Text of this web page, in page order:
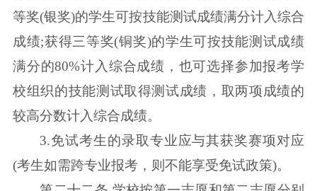
等奖(银奖)的学生可按技能测试成绩满分计入综合
成绩;获得三等奖(铜奖)的学生可按技能测试成绩
满分的80%计入综合成绩，也可选择参加报考学
校组织的技能测试取得测试成绩，取两项成绩的
较高分数计入综合成绩。
3.免试考生的录取专业应与其获奖赛项对应
(考生如需跨专业报考，则不能享受免试政策)。